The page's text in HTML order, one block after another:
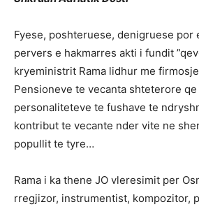
Fyese, poshteruese, denigruese por
pervers e hakmarres akti i fundit
kryeministrit Rama lidhur me
Pensioneve te vecanta shteterore
personaliteteve te fushave te
kontribut te vecante nder vite ne
popullit te tyre…
Rama i ka thene JO vleresimit per
rregjizor, instrumentist, kompozitor,